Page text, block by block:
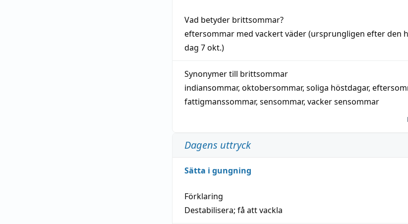
Vad betyder brittsommar?
eftersommar med vackertväder(ursprungligen efter den
dag 7 okt.)
Synonymer till brittsommar
indiansommar, oktobersommar, soliga höstdagar,
fattigmanssommar, sensommar, vacker sensommar
Dagens uttryck
Sätta i gungning
Förklaring
Destabilisera; få att vackla